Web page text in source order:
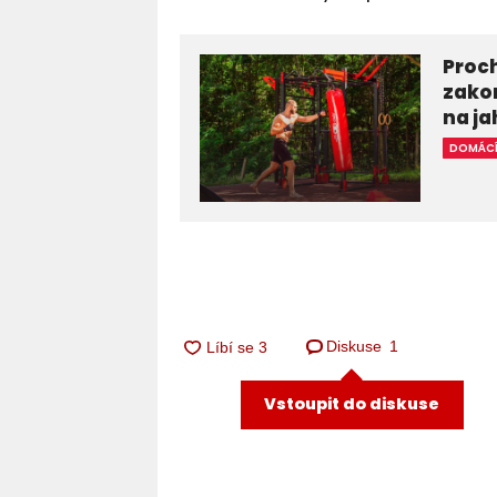
na
Diskuse 1
Vstoupit do diskuse